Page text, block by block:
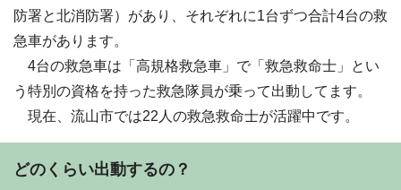
防署と北消防署）があり、それぞれに1台ずつ合計4台の救
急車があります。
4台の救急車は「高規格救急車」で「救急救命士」とい
う特別の資格を持った救急隊員が乗って出動してます。
現在、流山市では22人の救急救命士が活躍中です。
どのくらい出動するの？